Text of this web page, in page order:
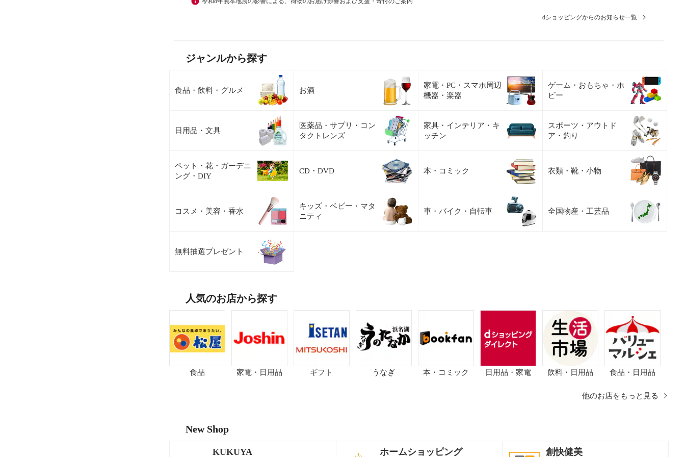
dショッピングからのお知らせ一覧
ジャンルから探す
食品・飲料・グルメ お酒
家電・PC・スマホ周辺
機器・楽器
ゲーム・おもちゃ・ホ
ビー
日用品・文具
医薬品・サプリ・コン
タクトレンズ
家具・インテリア・キ
ッチン
スポーツ・アウトド
ア・釣り
ペット・花・ガーデニ
ング・DIY
CD・DVD 本・コミック 衣類・靴・小物
コスメ・美容・香水
キッズ・ベビー・マタ
ニティ
車・バイク・自転車 全国物産・工芸品
無料抽選プレゼント
人気のお店から探す
食品 家電・日用品 ギフト うなぎ 本・コミック 日用品・家電 飲料・日用品 食品・日用品
他のお店をもっと見る
New Shop
KUKUYA ホームショッピング 創快健美